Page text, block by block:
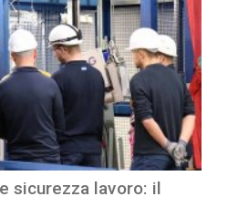
sicurezza lavoro: il